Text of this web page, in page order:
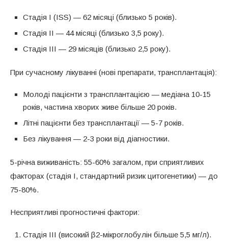
Стадія I (ISS) — 62 місяці (близько 5 років).
Стадія II — 44 місяці (близько 3,5 року).
Стадія III — 29 місяців (близько 2,5 року).
При сучасному лікуванні (нові препарати, трансплантація):
Молоді пацієнти з трансплантацією — медіана 10-15
років, частина хворих живе більше 20 років.
Літні пацієнти без трансплантації — 5-7 років.
Без лікування — 2-3 роки від діагностики.
5-річна виживаність: 55-60% загалом, при сприятливих
факторах (стадія I, стандартний ризик цитогенетики) — до
75-80%.
Несприятливі прогностичні фактори:
Стадія III (високий β2-мікроглобулін більше 5,5 мг/л).